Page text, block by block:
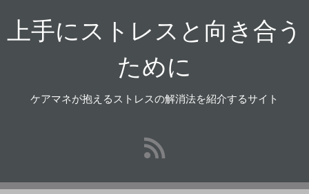
テ上手にストレスと向き合う
ために
ケアマネが抱えるストレスの解消法を紹介するサイト